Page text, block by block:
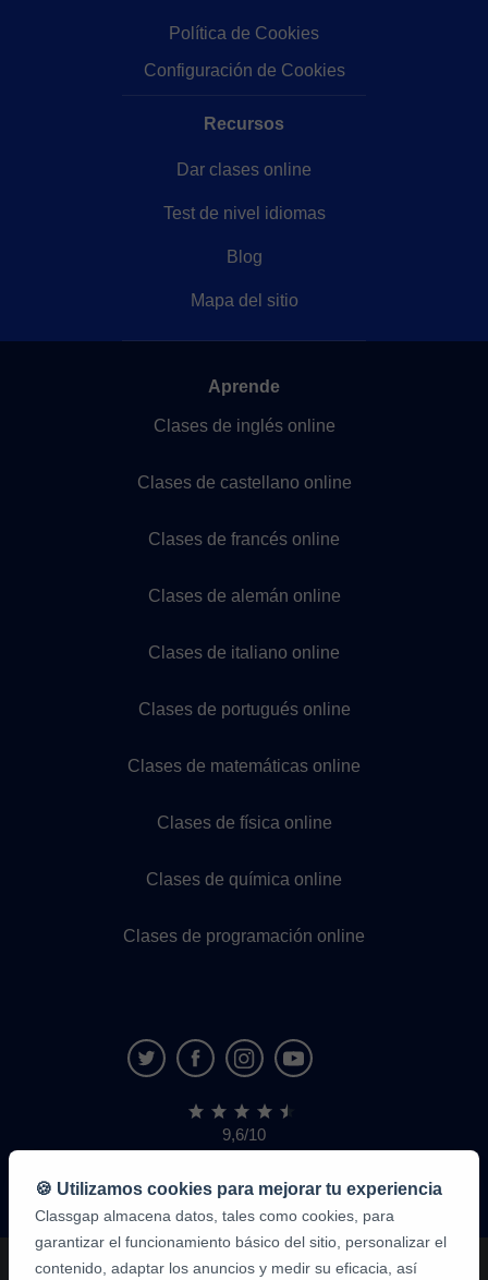
Política de Cookies
Configuración de Cookies
Recursos
Dar clases online
Test de nivel idiomas
Blog
Mapa del sitio
Aprende
Clases de inglés online
Clases de castellano online
Clases de francés online
Clases de alemán online
Clases de italiano online
Clases de portugués online
Clases de matemáticas online
Clases de física online
Clases de química online
Clases de programación online
9,6/10
1.339.284
de
alumnos
🍪 Utilizamos cookies para mejorar tu experiencia
Classgap almacena datos, tales como cookies, para
garantizar el funcionamiento básico del sitio, personalizar el
contenido, adaptar los anuncios y medir su eficacia, así